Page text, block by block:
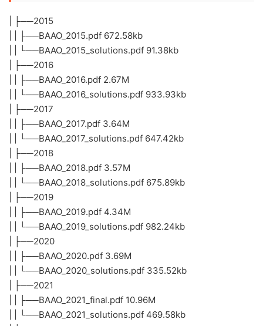
| | └──Astro_Challenge_solutions_2018.pdf 560.42kb
| ├──2019
| | ├──Astro_Challenge_2019.pdf 2.11M
| | └──Astro_Challenge_solutions_2019.pdf 422.76kb
| ├──2020
| | ├──Astro_Challenge_2020.pdf 3.30M
| | └──Astro_Challenge_solutions_2020.pdf 390.74kb
| ├──2021
| | ├──Astro_Challenge_2021.pdf 4.57M
| | └──Astro_Challenge_solutions_2021.pdf 426.24kb
| ├──2022
| | ├──Astro_Challenge_2022.pdf 5.56M
| | └──Astro_Challenge_solutions_2022.pdf 458.93kb
| └──2023
| | ├──Astro_Challenge_2023.pdf 3.68M
| | └──Astro_Challenge_solutions_2023.pdf 594.58kb
└──BAAO Astro Round 2
| ├──2015